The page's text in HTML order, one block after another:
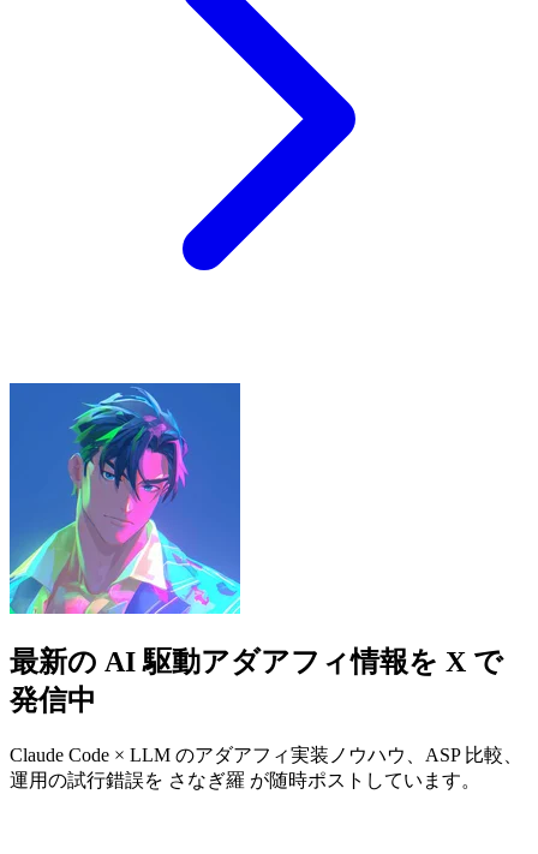
最新の AI 駆動アダアフィ情報を X で
発信中
Claude Code × LLM のアダアフィ実装ノウハウ、ASP 比較、
運用の試行錯誤を さなぎ羅 が随時ポストしています。